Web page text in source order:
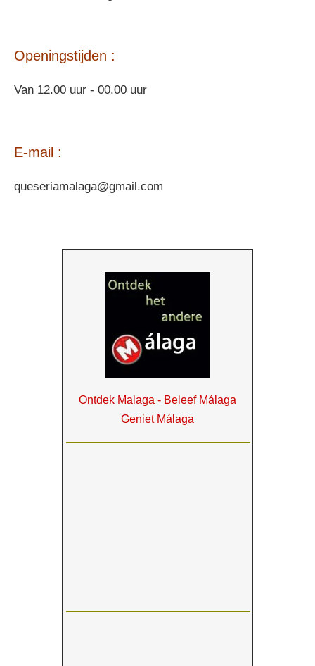
Openingstijden :
Van 12.00 uur - 00.00 uur
E-mail :
queseriamalaga@gmail.com
Ontdek Malaga - Beleef Málaga
Geniet Málaga